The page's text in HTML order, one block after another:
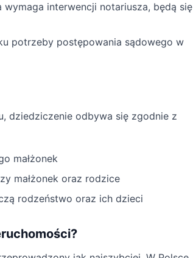
interwencji notariusza, będą się
potrzeby postępowania sądowego w
dziedziczenie odbywa się zgodnie z
małżonek
małżonek oraz rodzice
rodzeństwo oraz ich dzieci